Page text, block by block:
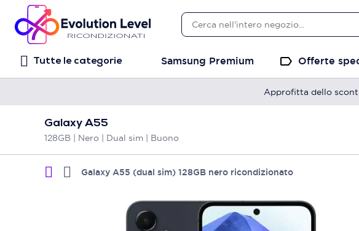
Tutte le categorie Samsung Premium Offerte
Approfitta dello
Galaxy A55
128GB | Nero | Dual sim | Buono
Galaxy A55 (dual sim) 128GB nero ricondizionato